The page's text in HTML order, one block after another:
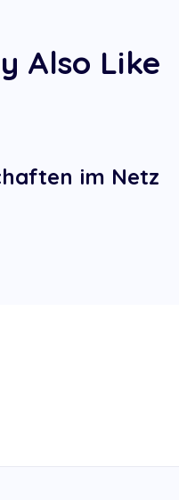
Also Like
im Netz